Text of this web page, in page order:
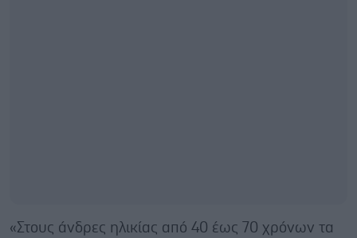
«Στους άνδρες ηλικίας από 40 έως 70 χρόνων τα